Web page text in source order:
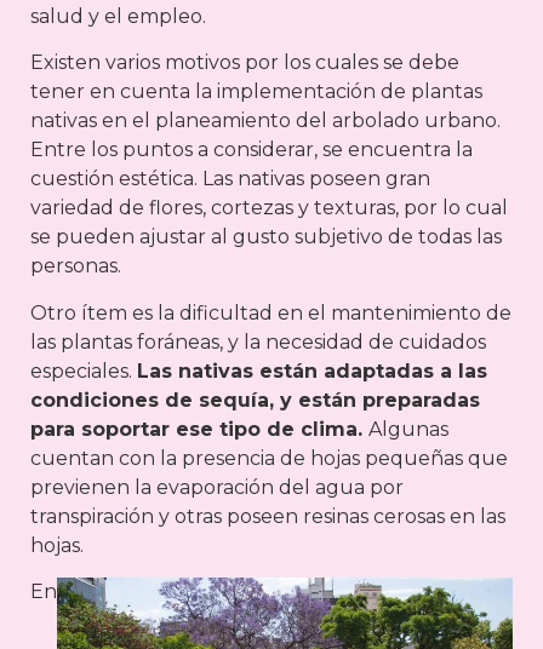
salud y el empleo.
Existen varios motivos por los cuales se debe
tener en cuenta la implementación de plantas
nativas en el planeamiento del arbolado urbano.
Entre los puntos a considerar, se encuentra la
cuestión estética. Las nativas poseen gran
variedad de flores, cortezas y texturas, por lo cual
se pueden ajustar al gusto subjetivo de todas las
personas.
Otro ítem es la dificultad en el mantenimiento de
las plantas foráneas, y la necesidad de cuidados
especiales. Las nativas están adaptadas a las
condiciones de sequía, y están preparadas
para soportar ese tipo de clima. Algunas
cuentan con la presencia de hojas pequeñas que
previenen la evaporación del agua por
transpiración y otras poseen resinas cerosas en las
hojas.
En